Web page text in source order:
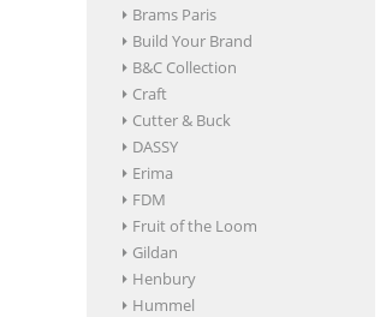
Brams Paris
Build Your Brand
B&C Collection
Craft
Cutter & Buck
DASSY
Erima
FDM
Fruit of the Loom
Gildan
Henbury
Hummel